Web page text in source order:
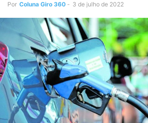
Por Coluna Giro 360 - 3 de julho de 2022